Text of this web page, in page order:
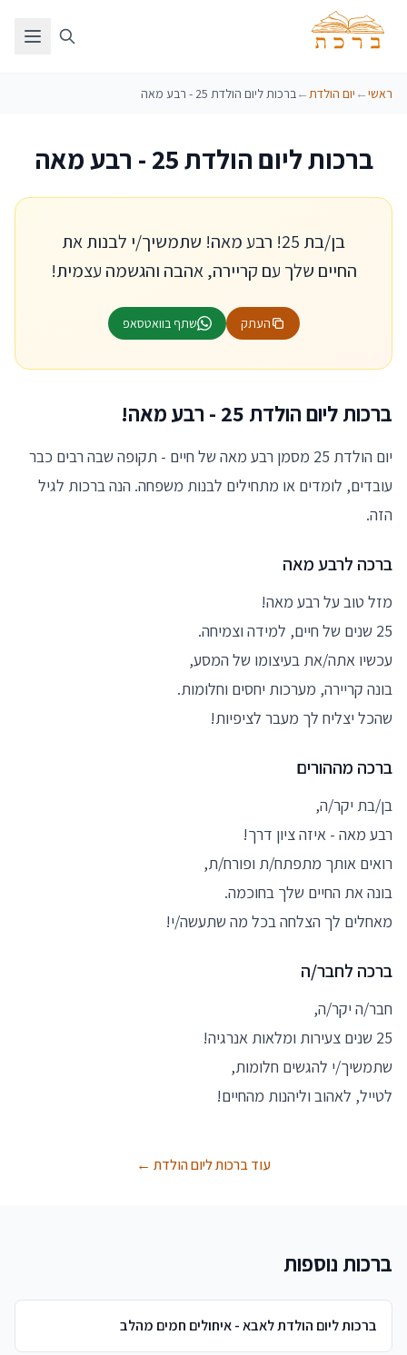
ראשי← יום הולדת←ברכות ליום הולדת 25 - רבע מאה
ברכות ליום הולדת 25 - רבע מאה
בן/בת 25! רבע מאה! שתמשיך/י לבנות את
החיים שלך עם קריירה, אהבה והגשמה עצמית!
העתק שתף בוואטסאפ
ברכות ליום הולדת 25 - רבע מאה!
יום הולדת 25 מסמן רבע מאה של חיים - תקופה שבה רבים כבר
עובדים, לומדים או מתחילים לבנות משפחה. הנה ברכות לגיל
הזה.
ברכה לרבע מאה
מזל טוב על רבע מאה!
25 שנים של חיים, למידה וצמיחה.
עכשיו אתה/את בעיצומו של המסע,
בונה קריירה, מערכות יחסים וחלומות.
שהכל יצליח לך מעבר לציפיות!
ברכה מההורים
בן/בת יקר/ה,
רבע מאה - איזה ציון דרך!
רואים אותך מתפתח/ת ופורח/ת,
בונה את החיים שלך בחוכמה.
מאחלים לך הצלחה בכל מה שתעשה/י!
ברכה לחבר/ה
חבר/ה יקר/ה,
25 שנים צעירות ומלאות אנרגיה!
שתמשיך/י להגשים חלומות,
לטייל, לאהוב וליהנות מהחיים!
עוד ברכות ליום הולדת ←
ברכות נוספות
ברכות ליום הולדת לאבא - איחולים חמים מהלב